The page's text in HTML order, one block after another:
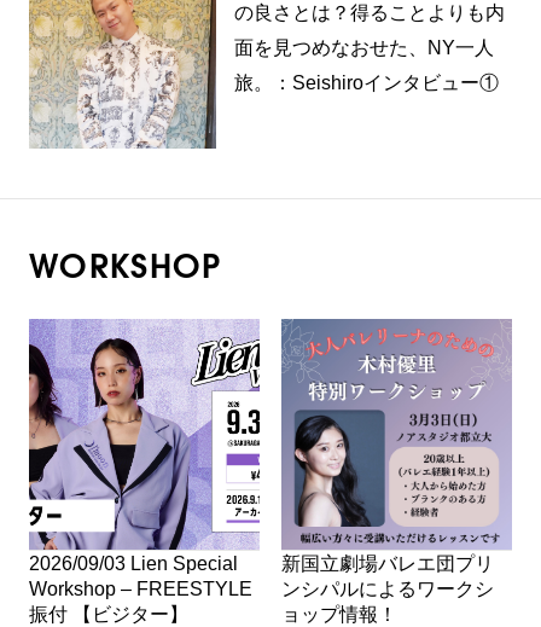
の良さとは？得ることよりも内
面を見つめなおせた、NY一人
旅。：Seishiroインタビュー①
WORKSHOP
2026/09/03 Lien Special
Workshop – FREESTYLE
振付 【ビジター】
新国立劇場バレエ団プリ
ンシパルによるワークシ
ョップ情報！